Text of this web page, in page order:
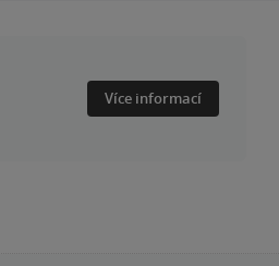
Více informací